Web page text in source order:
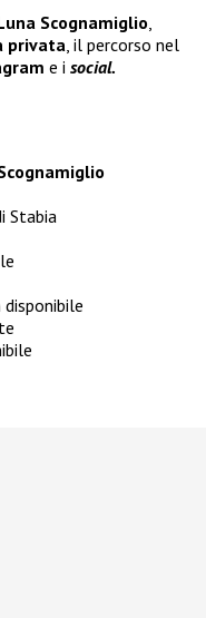
Scognamiglio
privata , il percorso nel
e i social.
Stabia